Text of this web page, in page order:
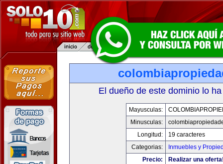
El dueño de este dominio lo
Mayusculas:
Minusculas:
Longitud:
19 caracteres
Categorias:
Inmuebles y
Precio:
Realizar una